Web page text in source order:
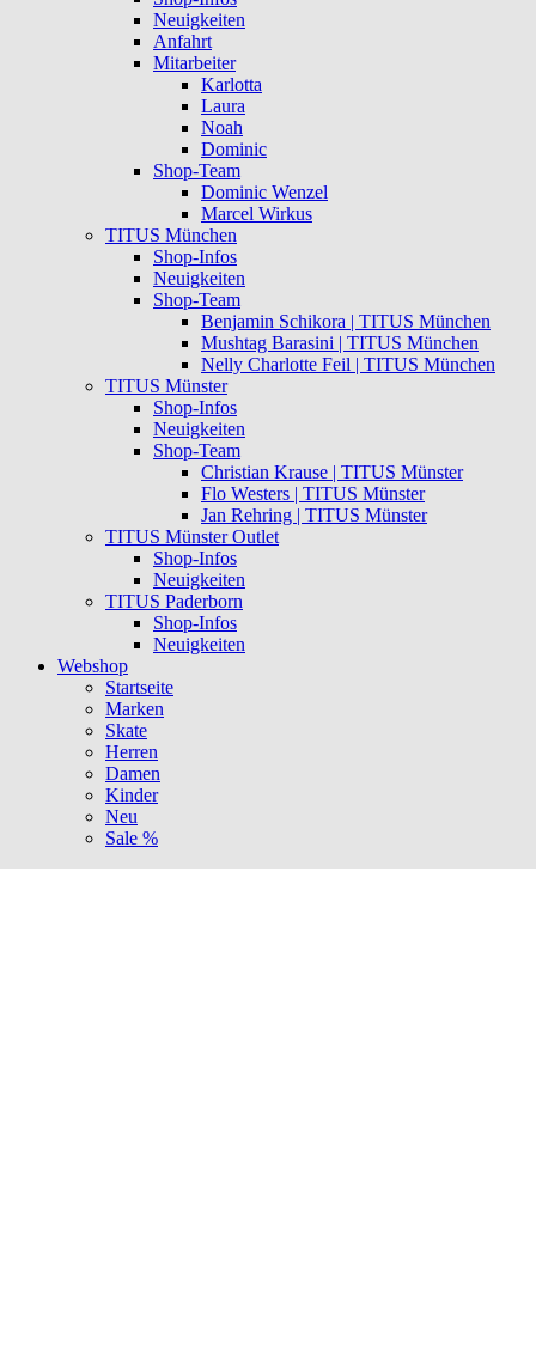
Neuigkeiten
Anfahrt
Mitarbeiter
Karlotta
Laura
Noah
Dominic
Shop-Team
Dominic Wenzel
Marcel Wirkus
TITUS München
Shop-Infos
Neuigkeiten
Shop-Team
Benjamin Schikora | TITUS München
Mushtag Barasini | TITUS München
Nelly Charlotte Feil | TITUS München
TITUS Münster
Shop-Infos
Neuigkeiten
Shop-Team
Christian Krause | TITUS Münster
Flo Westers | TITUS Münster
Jan Rehring | TITUS Münster
TITUS Münster Outlet
Shop-Infos
Neuigkeiten
TITUS Paderborn
Shop-Infos
Neuigkeiten
Webshop
Startseite
Marken
Skate
Herren
Damen
Kinder
Neu
Sale %